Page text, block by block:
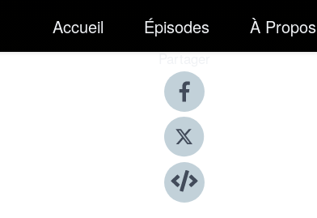
Accueil Épisodes À Propos
Partager